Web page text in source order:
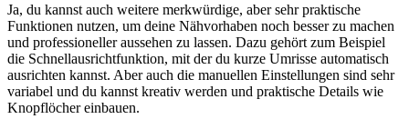
Ja, du kannst auch weitere merkwürdige, aber sehr praktische
Funktionen nutzen, um deine Nähvorhaben noch besser zu machen
und professioneller aussehen zu lassen. Dazu gehört zum Beispiel
die Schnellausrichtfunktion, mit der du kurze Umrisse automatisch
ausrichten kannst. Aber auch die manuellen Einstellungen sind sehr
variabel und du kannst kreativ werden und praktische Details wie
Knopflöcher einbauen.